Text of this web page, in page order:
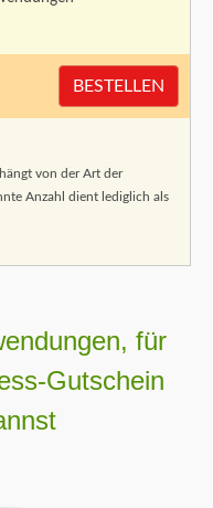
BESTELLEN
von der Art der
Anzahl dient lediglich als
für
Gutschein